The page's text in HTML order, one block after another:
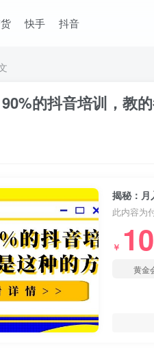
快手 抖音
的抖音培训，教
揭秘：月
此内容为
￥ 10
黄金